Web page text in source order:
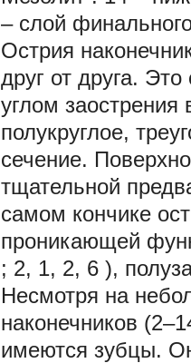
– слой
Острия
друг от друга.
углом
полукруглое,
сечение.
тщательной
самом кончике
проникающей
; 2, 1, 2, 6 ),
Несмотря на
наконечников
имеются зубцы.